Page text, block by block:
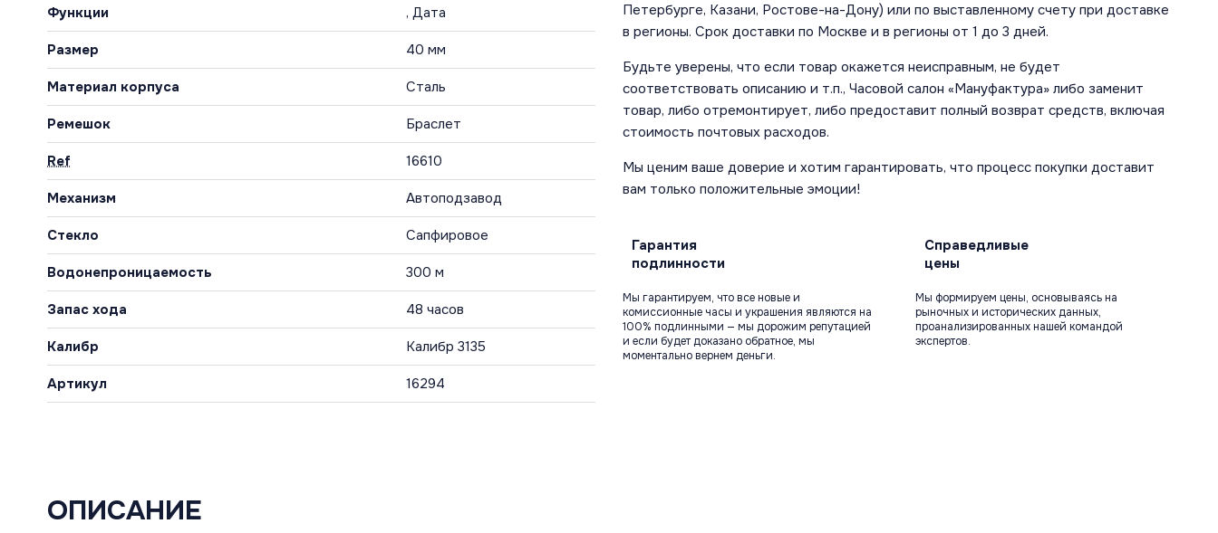
Функции , Дата
Размер 40 мм
Материал корпуса Сталь
Ремешок Браслет
Ref 16610
Механизм Автоподзавод
Стекло Сапфировое
Водонепроницаемость 300 м
Запас хода 48 часов
Калибр Калибр 3135
Артикул 16294
Петербурге, Казани, Ростове-на-Дону) или по выставленному счету при доставке
в регионы. Срок доставки по Москве и в регионы от 1 до 3 дней.
Будьте уверены, что если товар окажется неисправным, не будет
соответствовать описанию и т.п., Часовой салон «Мануфактура» либо заменит
товар, либо отремонтирует, либо предоставит полный возврат средств, включая
стоимость почтовых расходов.
Мы ценим ваше доверие и хотим гарантировать, что процесс покупки доставит
вам только положительные эмоции!
Гарантия
подлинности
Мы гарантируем, что все новые и
комиссионные часы и украшения являются на
100% подлинными — мы дорожим репутацией
и если будет доказано обратное, мы
моментально вернем деньги.
Справедливые
цены
Мы формируем цены, основываясь на
рыночных и исторических данных,
проанализированных нашей командой
экспертов.
ОПИСАНИЕ